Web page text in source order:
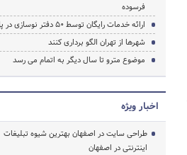
فرسوده
ارائه خدمات رایگان توسط 50 دفتر نوسازی در پایتخت
شهرها از تهران الگو برداری کنند
موضوع مترو تا سال دیگر به اتمام می رسد
اخبار ویژه
طراحی سایت در اصفهان بهترین شیوه تبلیغات
اینترنتی در اصفهان